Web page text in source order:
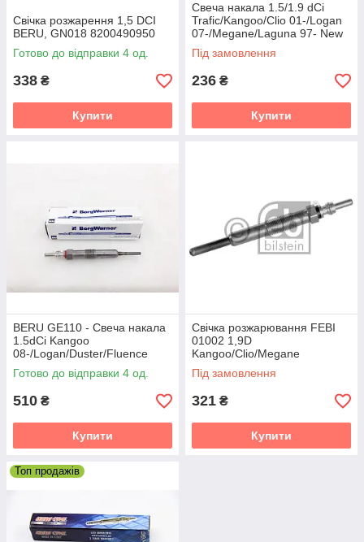
Свічка розжарення 1,5 DCI
BERU, GN018 8200490950
Готово до відправки 4 од.
338 ₴
Купити
Свеча накала 1.5/1.9 dCi
Trafic/Kangoo/Clio 01-/Logan
07-/Megane/Laguna 97- New
Crew GX82
Під замовлення
236 ₴
Купити
BERU GE110 - Свеча накала
1.5dCi Kangoo
08-/Logan/Duster/Fluence
10-/Dokker 12-/Megane 09-
Готово до відправки 4 од.
510 ₴
Купити
Свічка розжарювання FEBI
01002 1,9D
Kangoo/Clio/Megane
Під замовлення
321 ₴
Купити
Топ продажів